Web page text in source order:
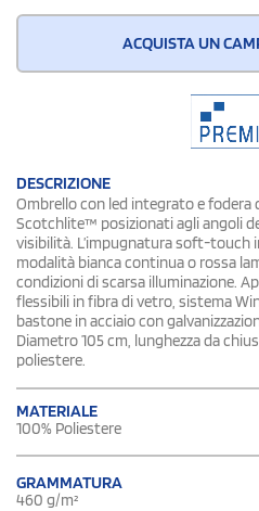
ACQUISTA UN
DESCRIZIONE
Ombrello con led integrato e
Scotchlite™ posizionati agli angoli
visibilità. L’impugnatura soft-touch
modalità bianca continua o rossa
condizioni di scarsa illuminazione.
flessibili in fibra di vetro, sistema
bastone in acciaio con
Diametro 105 cm, lunghezza da
poliestere.
MATERIALE
100% Poliestere
GRAMMATURA
460 g/m²